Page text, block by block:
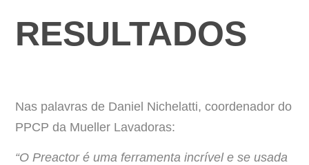
RESULTADOS
Nas palavras de Daniel Nichelatti, coordenador do
PPCP da Mueller Lavadoras:
“O Preactor é uma ferramenta incrível e se usada